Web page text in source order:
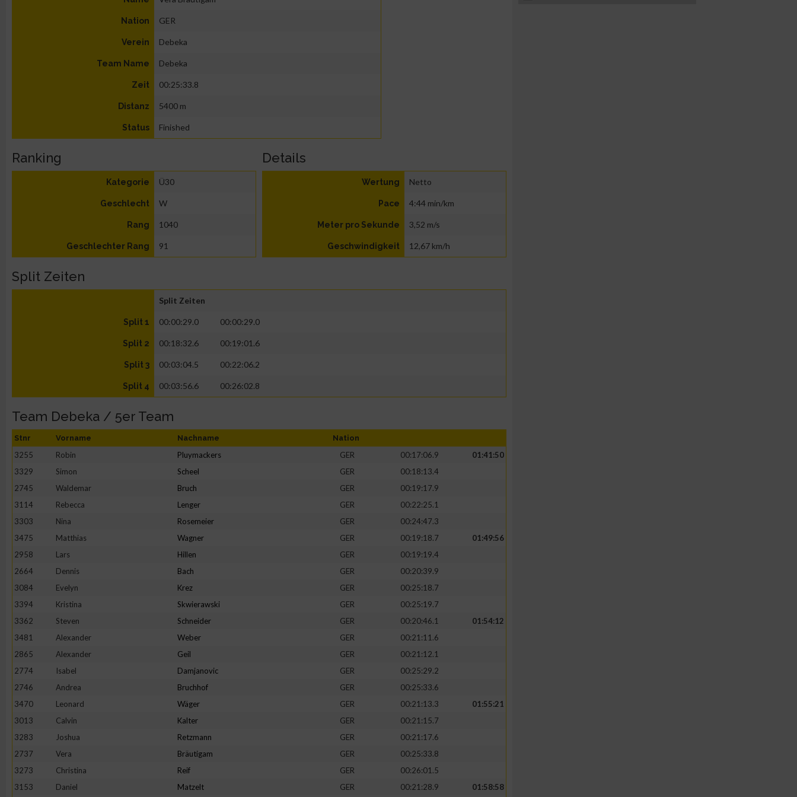
Nation GER
Verein Debeka
Team Name Debeka
Zeit 00:25:33.8
Distanz 5400 m
Status Finished
Ranking
Kategorie Ü30
Geschlecht W
Rang 1040
Geschlechter Rang 91
Details
Wertung Netto
Pace 4:44 min/km
Meter pro Sekunde 3,52 m/s
Geschwindigkeit 12,67 km/h
Split Zeiten
Split Zeiten
Split 1 00:00:29.0 00:00:29.0
Split 2 00:18:32.6 00:19:01.6
Split 3 00:03:04.5 00:22:06.2
Split 4 00:03:56.6 00:26:02.8
Team Debeka / 5er Team
Stnr Vorname Nachname Nation
3255 Robin Pluymackers GER 00:17:06.9
01:41:50
3329
Simon Scheel GER
00:18:13.4
2745
Waldemar Bruch GER
00:19:17.9
3114
Rebecca Lenger GER
00:22:25.1
3303
Nina Rosemeier GER
00:24:47.3
3475
Matthias Wagner GER 00:19:18.7
01:49:56
2958
Lars Hillen GER
00:19:19.4
2664
Dennis Bach GER
00:20:39.9
3084
Evelyn Krez GER
00:25:18.7
3394
Kristina Skwierawski GER
00:25:19.7
3362
Steven Schneider GER 00:20:46.1
01:54:12
3481
Alexander Weber GER
00:21:11.6
2865
Alexander Geil GER
00:21:12.1
2774
Isabel Damjanovic GER
00:25:29.2
2746
Andrea Bruchhof GER
00:25:33.6
3470
Leonard Wäger GER 00:21:13.3
01:55:21
3013
Calvin Kalter GER
00:21:15.7
3283
Joshua Retzmann GER
00:21:17.6
2737
Vera Bräutigam GER
00:25:33.8
3273
Christina Reif GER
00:26:01.5
3153
Daniel Matzelt GER 00:21:28.9
01:58:58